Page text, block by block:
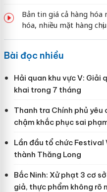
Bản tin giá cả hàng
hóa, nhiều mặt hàng
Bài đọc nhiều
Hải quan khu vực V: Giải
khai trong 7 tháng
Thanh tra Chính phủ
chậm khắc phục sai
Lần đầu tổ chức
thành Thăng Long
Bắc Ninh: Xử phạt 3 cơ
giả, thực phẩm không rõ